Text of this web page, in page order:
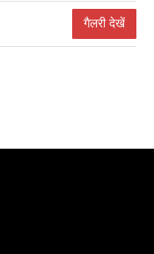
गैलरी देखें